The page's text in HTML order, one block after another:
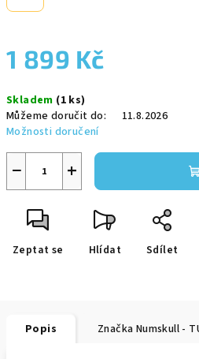
1 899 Kč
cena:
Skladem (1 ks)
Můžeme doručit do:
11.8.2026
Možnosti doručení
+
−
Zeptat se Hlídat Sdílet
Popis Značka Numskull -